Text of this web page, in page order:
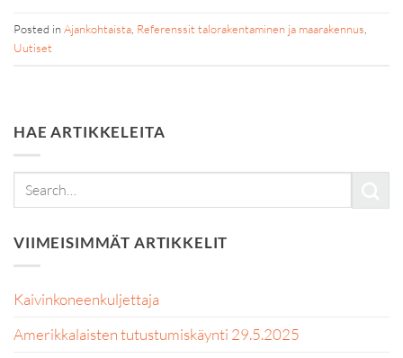
Posted inAjankohtaista Referenssit talorakentaminen ja maarakennus
Uutiset
HAE ARTIKKELEITA
VIIMEISIMMÄT ARTIKKELIT
Kaivinkoneenkuljettaja
Amerikkalaisten tutustumiskäynti 29.5.2025